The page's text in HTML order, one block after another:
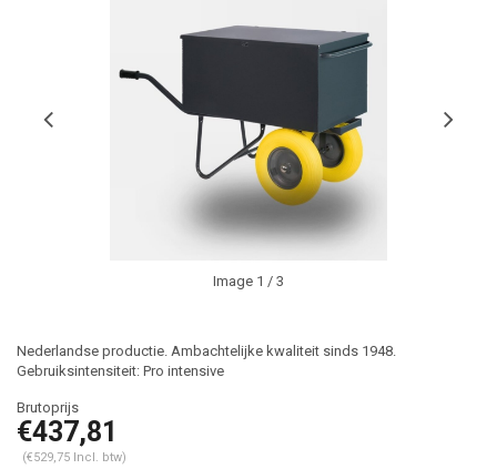
Image 1 / 3
Nederlandse productie. Ambachtelijke kwaliteit sinds 1948.
Gebruiksintensiteit: Pro intensive
€437,81
(€529,75 Incl. btw)